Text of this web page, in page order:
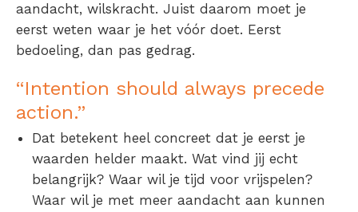
aandacht, wilskracht. Juist daarom moet je
eerst weten waar je het vóór doet. Eerst
bedoeling, dan pas gedrag.
“Intention should always precede
action.”
Dat betekent heel concreet dat je eerst je
waarden helder maakt. Wat vind jij echt
belangrijk? Waar wil je tijd voor vrijspelen?
Waar wil je met meer aandacht aan kunnen